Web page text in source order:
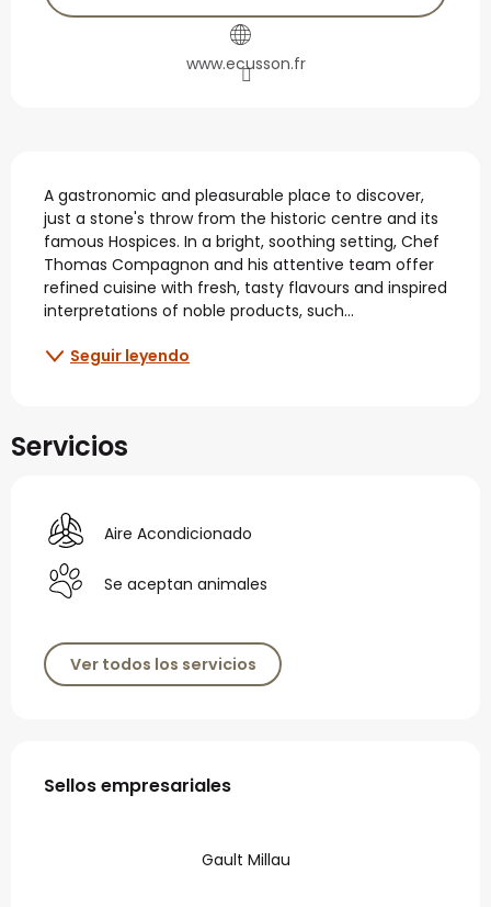
www.ecusson.fr
Descripción
A gastronomic and pleasurable place to discover,
just a stone's throw from the historic centre and its
famous Hospices. In a bright, soothing setting, Chef
Thomas Compagnon and his attentive team offer
refined cuisine with fresh, tasty flavours and inspired
interpretations of noble products, such...
Seguir leyendo
Servicios
Aire Acondicionado
Se aceptan animales
Ver todos los servicios
Oferta de prestaciones
Sellos empresariales
Sellos empresariales
Gault Millau